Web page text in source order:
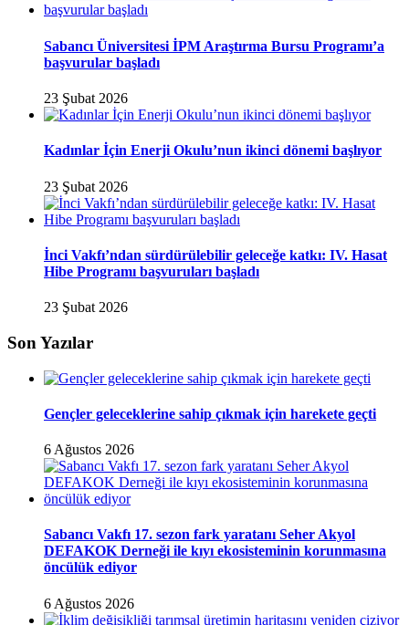
Sabancı Üniversitesi İPM Araştırma Bursu Programı’a
başvurular başladı
23 Şubat 2026
Kadınlar İçin Enerji Okulu’nun ikinci dönemi başlıyor
23 Şubat 2026
İnci Vakfı’ndan sürdürülebilir geleceğe katkı: IV. Hasat
Hibe Programı başvuruları başladı
23 Şubat 2026
Son Yazılar
Gençler geleceklerine sahip çıkmak için harekete geçti
6 Ağustos 2026
Sabancı Vakfı 17. sezon fark yaratanı Seher Akyol
DEFAKOK Derneği ile kıyı ekosisteminin korunmasına
öncülük ediyor
6 Ağustos 2026